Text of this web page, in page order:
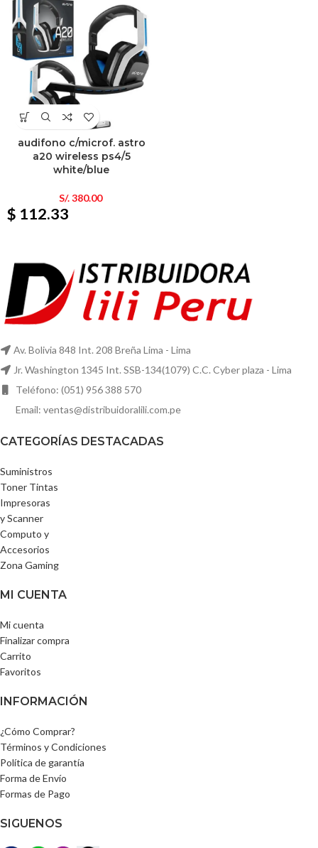
audifono c/microf. astro
a20 wireless ps4/5
white/blue
S/.380.00
$ 112.33
Av. Bolivia 848 Int. 208 Breña Lima - Lima
Jr. Washington 1345 Int. SSB-134(1079) C.C. Cyber plaza - Lima
Teléfono: (051) 956 388 570
Email: ventas@distribuidoralili.com.pe
CATEGORÍAS DESTACADAS
Suministros
Toner Tintas
Impresoras
y Scanner
Computo y
Accesorios
Zona Gaming
MI CUENTA
Mi cuenta
Finalizar compra
Carrito
Favoritos
INFORMACIÓN
¿Cómo Comprar?
Términos y Condiciones
Política de garantía
Forma de Envío
Formas de Pago
SIGUENOS